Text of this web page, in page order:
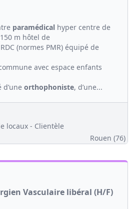
paramédical hyper centre de
m hôtel de
(normes PMR) équipé de
avec espace enfants
d’une orthophoniste, d’une...
locaux - Clientèle
Rouen (76)
Vasculaire libéral (H/F)